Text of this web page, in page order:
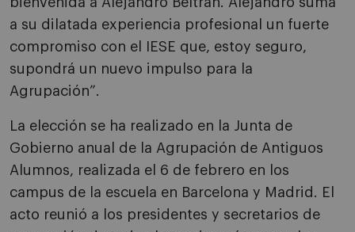
a su dilatada experiencia profesional un fuerte
compromiso con el IESE que, estoy seguro,
supondrá un nuevo impulso para la
Agrupación”.
La elección se ha realizado en la Junta de
Gobierno anual de la Agrupación de Antiguos
Alumnos, realizada el 6 de febrero en los
campus de la escuela en Barcelona y Madrid. El
acto reunió a los presidentes y secretarios de